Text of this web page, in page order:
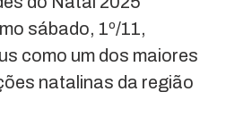
sábado, 1º/11,
como um dos maiores
natalinas da região